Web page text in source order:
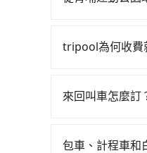
要額外支出約
時40元路邊停車
的車門仍未被修
點仍有段距離，
到車，也可考慮
tripool為何收費
為司機素質比較
也就是提高俗稱
來回叫車怎麼訂
定。至於價格已
包車、計程車和